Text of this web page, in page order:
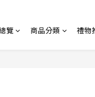
覽 商品分類 禮物